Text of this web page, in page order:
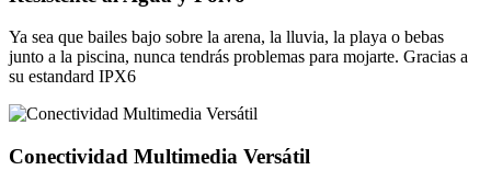
Ya sea que bailes bajo sobre la arena, la lluvia, la playa o bebas
junto a la piscina, nunca tendrás problemas para mojarte. Gracias a
su estandard IPX6
Conectividad Multimedia Versátil